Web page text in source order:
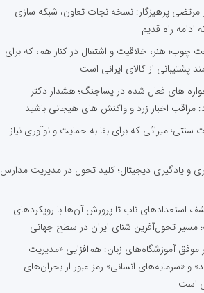
مرتضی پرهیزگار: نسخه نجات تعاون، شبکه سازی
ادامه راه قدیم
چوب؛ هنر، خلاقیت و اشتغال در کنار هم، که برای
پشتیبانی از کالای ایرانی است
های فعال شده در پساجنگ؛ هشدار دکتر
مراقب اخبار زرد و واکنش های هیجانی باشید
سنتی؛ میراثی که برای بقا به حمایت و نوآوری نیاز
و یادگیری دیجیتال؛ کلید تحول در مدیریت مدارس
استعدادهای ناب تا پرورش آن‌ها با رویکردهای
مسیر تحول‌آفرین شنای ایران در سطح جهانی
موفق آموزشگاه‌های زبان: هم‌افزایی «مدیریت
و «سرمایه‌های انسانی» رمز عبور از بحران‌های
است